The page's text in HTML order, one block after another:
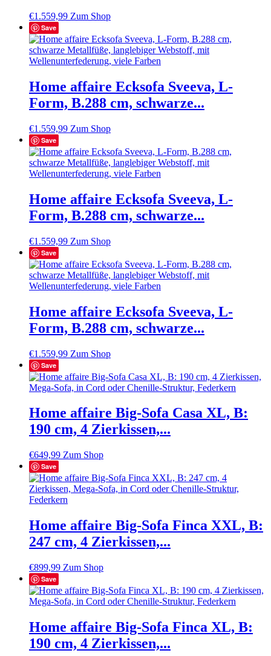
€1.559,99 Zum Shop
Save
Home affaire Ecksofa Sveeva, L-
Form, B.288 cm, schwarze...
€1.559,99 Zum Shop
Save
Home affaire Ecksofa Sveeva, L-
Form, B.288 cm, schwarze...
€1.559,99 Zum Shop
Save
Home affaire Ecksofa Sveeva, L-
Form, B.288 cm, schwarze...
€1.559,99 Zum Shop
Save
Home affaire Big-Sofa Casa XL, B:
190 cm, 4 Zierkissen,...
€649,99 Zum Shop
Save
Home affaire Big-Sofa Finca XXL, B:
247 cm, 4 Zierkissen,...
€899,99 Zum Shop
Save
Home affaire Big-Sofa Finca XL, B:
190 cm, 4 Zierkissen,...